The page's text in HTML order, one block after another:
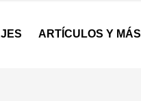
ARTÍCULOS Y MÁS